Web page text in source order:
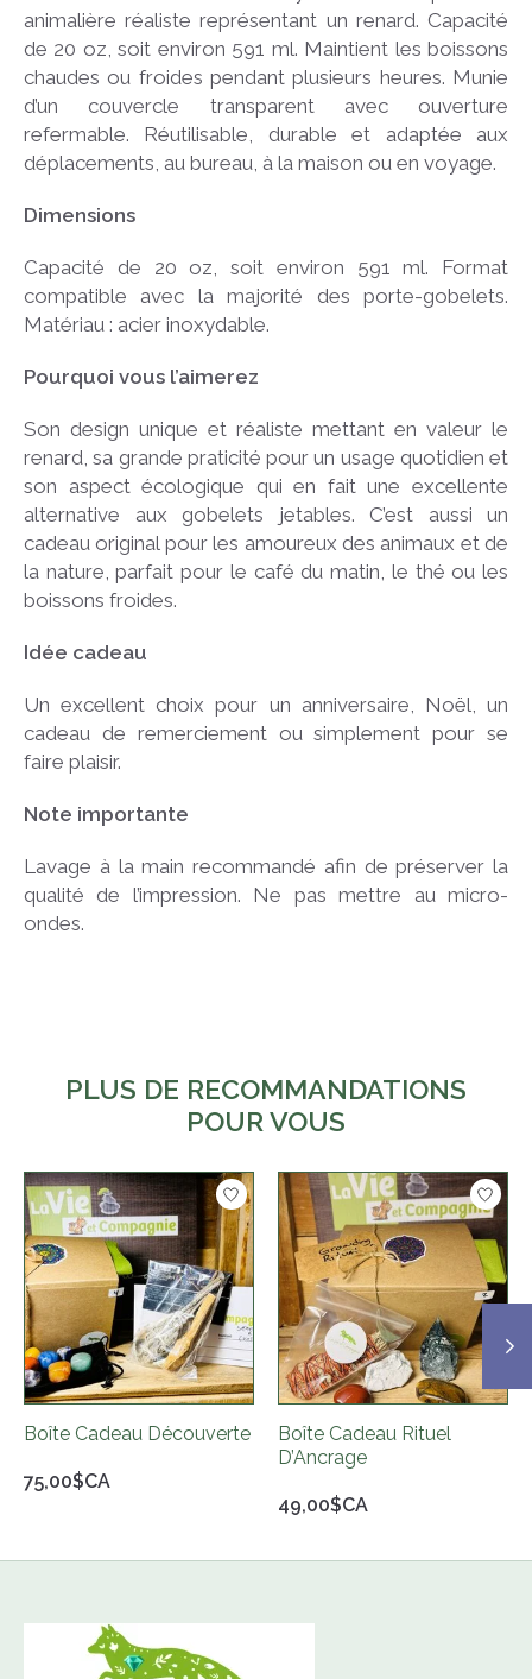
animalière réaliste représentant un renard. Capacité
de 20 oz, soit environ 591 ml. Maintient les boissons
chaudes ou froides pendant plusieurs heures. Munie
d’un couvercle transparent avec ouverture
refermable. Réutilisable, durable et adaptée aux
déplacements, au bureau, à la maison ou en voyage.
Dimensions
Capacité de 20 oz, soit environ 591 ml. Format
compatible avec la majorité des porte-gobelets.
Matériau : acier inoxydable.
Pourquoi vous l’aimerez
Son design unique et réaliste mettant en valeur le
renard, sa grande praticité pour un usage quotidien et
son aspect écologique qui en fait une excellente
alternative aux gobelets jetables. C’est aussi un
cadeau original pour les amoureux des animaux et de
la nature, parfait pour le café du matin, le thé ou les
boissons froides.
Idée cadeau
Un excellent choix pour un anniversaire, Noël, un
cadeau de remerciement ou simplement pour se
faire plaisir.
Note importante
Lavage à la main recommandé afin de préserver la
qualité de l’impression. Ne pas mettre au micro-
ondes.
PLUS DE RECOMMANDATIONS
POUR VOUS
Articles du carrousel de produits
75,00$CA
Boîte Cadeau Découverte
49,00$CA
Boîte Cadeau Rituel
D’Ancrage